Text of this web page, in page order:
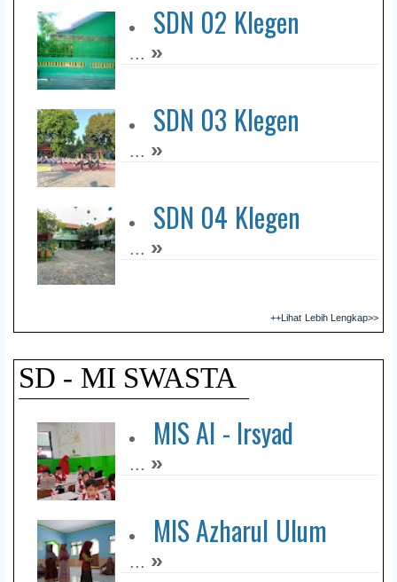
SDN 02 Klegen
... »
SDN 03 Klegen
... »
SDN 04 Klegen
... »
++Lihat Lebih Lengkap>>
SD - MI SWASTA
MIS Al - Irsyad
... »
MIS Azharul Ulum
... »